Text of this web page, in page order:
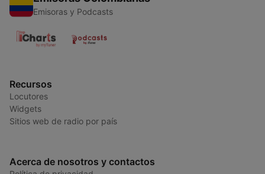
Emisoras y Podcasts
Recursos
Locutores
Widgets
Sitios web de radio por país
Acerca de nosotros y contactos